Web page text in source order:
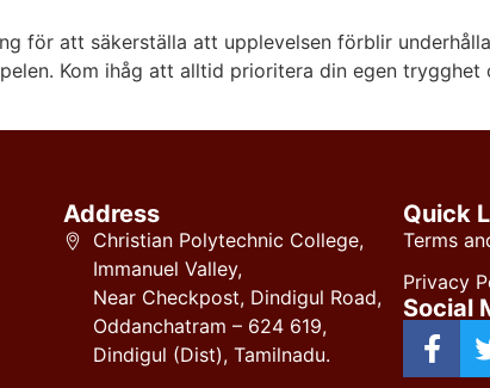
för att säkerställa att upplevelsen förblir
Kom ihåg att alltid prioritera din egen
Address
Christian Polytechnic College,
Immanuel Valley,
Near Checkpost, Dindigul Road,
Oddanchatram – 624 619,
Dindigul (Dist), Tamilnadu.
Quick
Terms
Privacy
Social